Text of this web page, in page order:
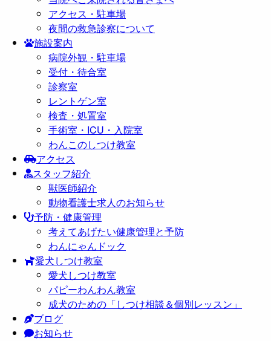
アクセス・駐車場
夜間の救急診察について
施設案内
病院外観・駐車場
受付・待合室
診察室
レントゲン室
検査・処置室
手術室・ICU・入院室
わんこのしつけ教室
アクセス
スタッフ紹介
獣医師紹介
動物看護士求人のお知らせ
予防・健康管理
考えてあげたい健康管理と予防
わんにゃんドック
愛犬しつけ教室
愛犬しつけ教室
パピーわんわん教室
成犬のための「しつけ相談＆個別レッスン」
ブログ
お知らせ